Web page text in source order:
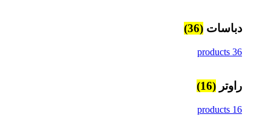
دباسات (36)
36 products
راوتر (16)
16 products